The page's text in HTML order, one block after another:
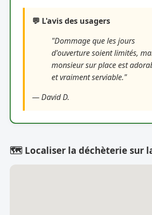
💬 L'avis des usagers
"Dommage que les jours
d'ouverture soient limités,
monsieur sur place est
et vraiment serviable."
— David D.
🗺️ Localiser la déchèterie sur